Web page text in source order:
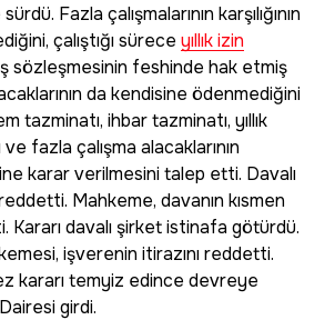
Fazla çalışmalarının karşılığının
çalıştığı sürece yıllık izin
iş sözleşmesinin feshinde hak etmiş
da kendisine ödenmediğini
tazminatı, ihbar tazminatı, yıllık
fazla çalışma alacaklarının
karar verilmesini talep etti. Davalı
Mahkeme, davanın kısmen
Kararı davalı şirket istinafa götürdü.
işverenin itirazını reddetti.
kararı temyiz edince devreye
girdi.